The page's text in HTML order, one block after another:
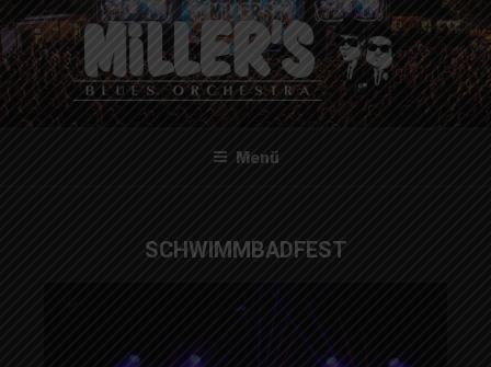
MILLER'S BLUES ORCHESTRA
Menü
SCHWIMMBADFEST